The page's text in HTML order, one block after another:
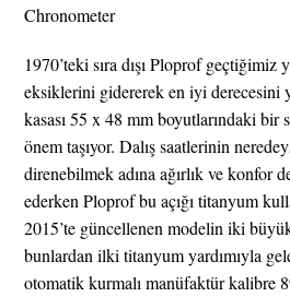
Chronometer
1970’teki sıra dışı Ploprof geçtiğimiz
eksiklerini gidererek en iyi derecesini
kasası 55 x 48 mm boyutlarındaki bir
önem taşıyor. Dalış saatlerinin
direnebilmek adına ağırlık ve konfor
ederken Ploprof bu açığı titanyum
2015’te güncellenen modelin iki
bunlardan ilki titanyum yardımıyla
otomatik kurmalı manüfaktür kalibre